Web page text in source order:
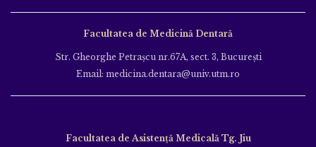
Facultatea de Medicină Dentară
Str. Gheorghe Petraşcu nr.67A, sect. 3, Bucureşti
Email: medicina.dentara@univ.utm.ro
Facultatea de Asistență Medicală Tg. Jiu